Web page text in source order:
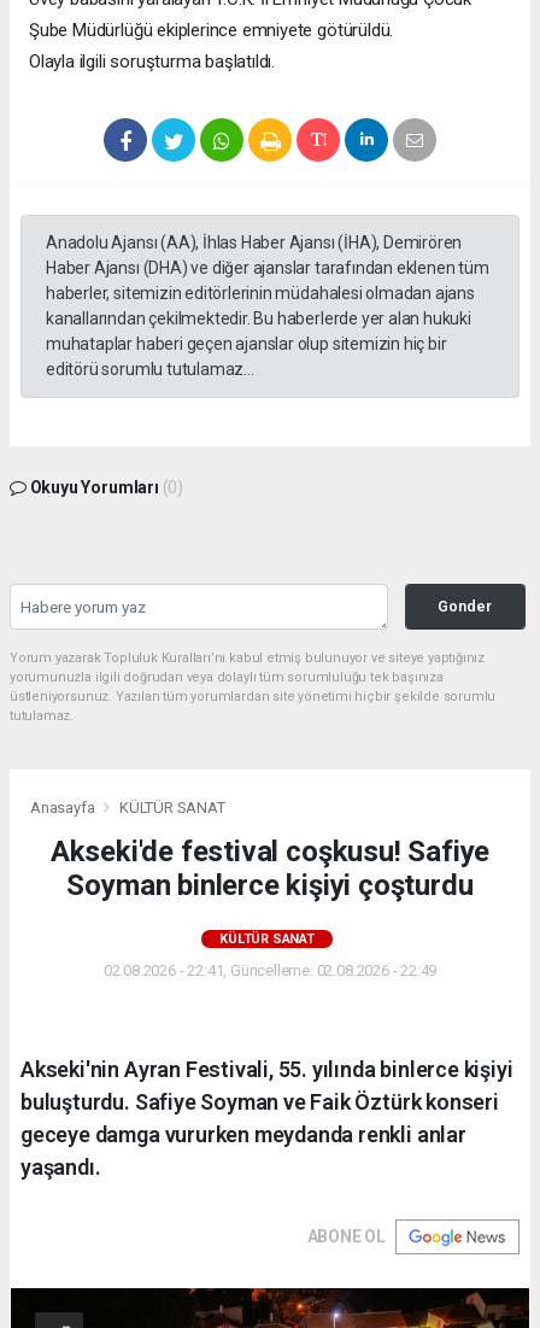
Şube Müdürlüğü ekiplerince emniyete götürüldü.
Olayla ilgili soruşturma başlatıldı.
Anadolu Ajansı (AA), İhlas Haber Ajansı (İHA), Demirören
Haber Ajansı (DHA) ve diğer ajanslar tarafından eklenen tüm
haberler, sitemizin editörlerinin müdahalesi olmadan ajans
kanallarından çekilmektedir. Bu haberlerde yer alan hukuki
muhataplar haberi geçen ajanslar olup sitemizin hiç bir
editörü sorumlu tutulamaz...
Okuyu Yorumları (0)
Gonder
Yorum yazarak Topluluk Kuralları’nı kabul etmiş bulunuyor ve siteye yaptığınız
yorumunuzla ilgili doğrudan veya dolaylı tüm sorumluluğu tek başınıza
üstleniyorsunuz. Yazılan tüm yorumlardan site yönetimi hiçbir şekilde sorumlu
tutulamaz.
Anasayfa KÜLTÜR SANAT
Akseki'de festival coşkusu! Safiye
Soyman binlerce kişiyi çoşturdu
KÜLTÜR SANAT
02.08.2026 - 22:41, Güncelleme: 02.08.2026 - 22:49
Akseki'nin Ayran Festivali, 55. yılında binlerce kişiyi
buluşturdu. Safiye Soyman ve Faik Öztürk konseri
geceye damga vururken meydanda renkli anlar
yaşandı.
ABONE OL